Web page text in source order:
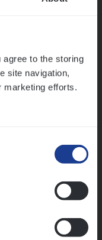
agree to the storing
site navigation,
marketing efforts.
elkaar
én droge